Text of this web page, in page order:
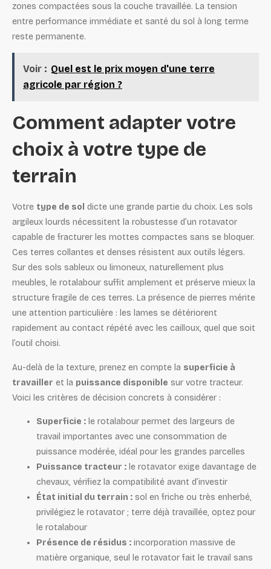
zones compactées sous la couche travaillée. La tension
entre performance immédiate et santé du sol à long terme
reste permanente.
Voir : Quel est le prix moyen d'une terre
agricole par région ?
Comment adapter votre
choix à votre type de
terrain
Votre type de sol dicte une grande partie du choix. Les sols
argileux lourds nécessitent la robustesse d’un rotavator
capable de fracturer les mottes compactes sans se bloquer.
Ces terres collantes et denses résistent aux outils légers.
Sur des sols sableux ou limoneux, naturellement plus
meubles, le rotalabour suffit amplement et préserve mieux la
structure fragile de ces terres. La présence de pierres mérite
une attention particulière : les lames se détériorent
rapidement au contact répété avec les cailloux, quel que soit
l’outil choisi.
Au-delà de la texture, prenez en compte la superficie à
travailler et la puissance disponible sur votre tracteur.
Voici les critères de décision concrets à considérer :
Superficie : le rotalabour permet des largeurs de
travail importantes avec une consommation de
puissance modérée, idéal pour les grandes parcelles
Puissance tracteur : le rotavator exige davantage de
chevaux, vérifiez la compatibilité avant d’investir
État initial du terrain : sol en friche ou très enherbé,
privilégiez le rotavator ; terre déjà travaillée, optez pour
le rotalabour
Présence de résidus : incorporation massive de
matière organique, seul le rotavator fait le travail sans